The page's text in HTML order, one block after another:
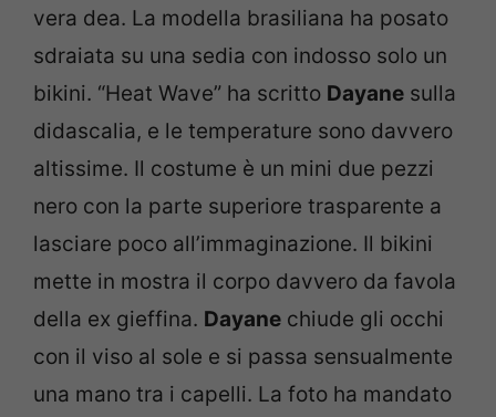
vera dea. La modella brasiliana ha posato
sdraiata su una sedia con indosso solo un
bikini. “Heat Wave” ha scritto Dayane sulla
didascalia, e le temperature sono davvero
altissime. Il costume è un mini due pezzi
nero con la parte superiore trasparente a
lasciare poco all’immaginazione. Il bikini
mette in mostra il corpo davvero da favola
della ex gieffina. Dayane chiude gli occhi
con il viso al sole e si passa sensualmente
una mano tra i capelli. La foto ha mandato